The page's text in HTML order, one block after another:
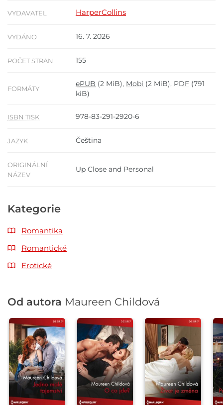
VYDAVATEL HarperCollins
VYDÁNO 16. 7. 2026
POČET STRAN 155
FORMÁTY
ePUB (2 MiB), Mobi (2 MiB), PDF (791
kiB)
ISBN TISK 978-83-291-2920-6
JAZYK Čeština
ORIGINÁLNÍ
NÁZEV
Up Close and Personal
Kategorie
Romantika
Romantické
Erotické
Od autora Maureen Childová